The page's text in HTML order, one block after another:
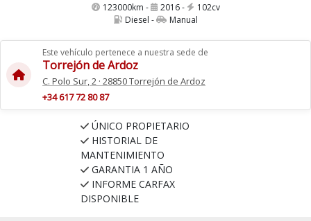
123000km - 2016 -
102cv
Diesel -
Manual
Este vehículo pertenece a nuestra sede de
Torrejón de Ardoz
C. Polo Sur, 2 · 28850 Torrejón de Ardoz
+34 617 72 80 87
ÚNICO PROPIETARIO
HISTORIAL DE
MANTENIMIENTO
GARANTIA 1 AÑO
INFORME CARFAX
DISPONIBLE